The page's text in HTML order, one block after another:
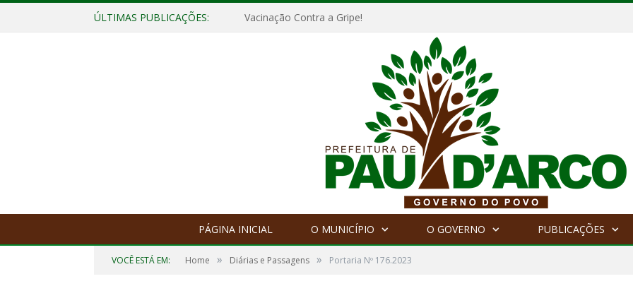
ÚLTIMAS PUBLICAÇÕES: Vacinação Contra a Gripe!
PÁGINA INICIAL O MUNICÍPIO O GOVERNO PUBLICAÇÕES
VOCÊ ESTÁ EM: Home » Diárias e Passagens » Portaria Nº 176.2023